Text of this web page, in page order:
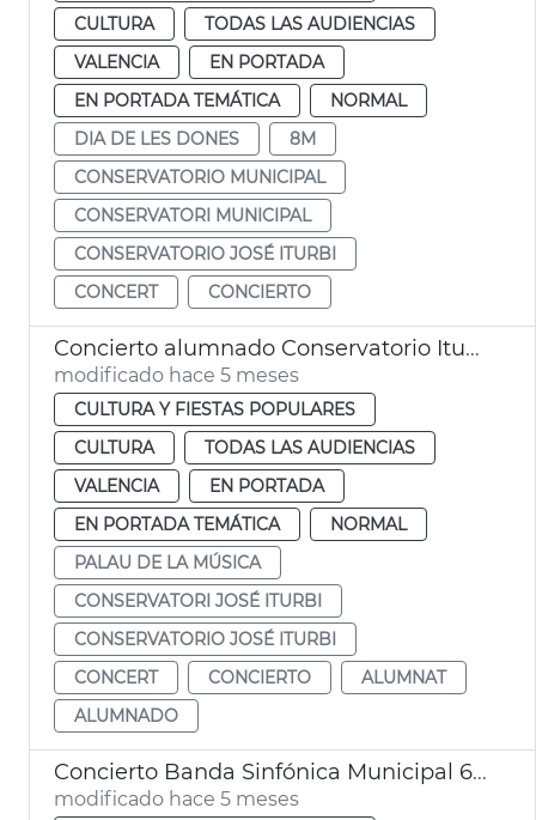
CULTURA
TODAS LAS AUDIENCIAS
VALENCIA
EN PORTADA
EN PORTADA TEMÁTICA
NORMAL
DIA DE LES DONES
8M
CONSERVATORIO MUNICIPAL
CONSERVATORI MUNICIPAL
CONSERVATORIO JOSÉ ITURBI
CONCERT
CONCIERTO
Concierto alumnado Conservatorio Iturbi en el Palau de la Música de València
modificado hace 5 meses
CULTURA Y FIESTAS POPULARES
CULTURA
TODAS LAS AUDIENCIAS
VALENCIA
EN PORTADA
EN PORTADA TEMÁTICA
NORMAL
PALAU DE LA MÚSICA
CONSERVATORI JOSÉ ITURBI
CONSERVATORIO JOSÉ ITURBI
CONCERT
CONCIERTO
ALUMNAT
ALUMNADO
Concierto Banda Sinfónica Municipal 600 aniversario Micalet
modificado hace 5 meses